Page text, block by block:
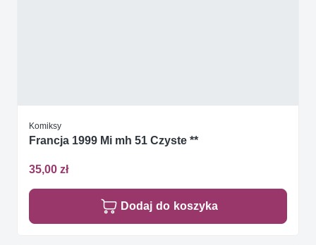
Komiksy
Francja 1999 Mi mh 51 Czyste **
35,00 zł
Dodaj do koszyka